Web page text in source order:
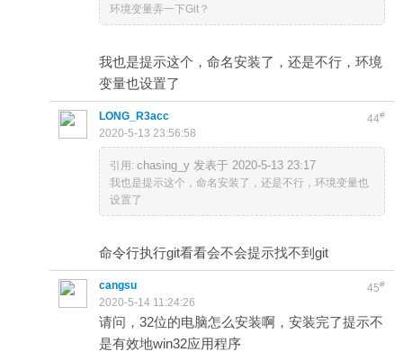
环境变量弄一下Git？
我也是提示这个，命名安装了，还是不行，环境
变量也设置了
44#
LONG_R3acc
2020-5-13 23:56:58
引用: chasing_y 发表于 2020-5-13 23:17
我也是提示这个，命名安装了，还是不行，环境变量也
设置了
命令行执行git看看会不会提示找不到git
45#
cangsu
2020-5-14 11:24:26
请问，32位的电脑怎么安装啊，安装完了提示不
是有效地win32应用程序